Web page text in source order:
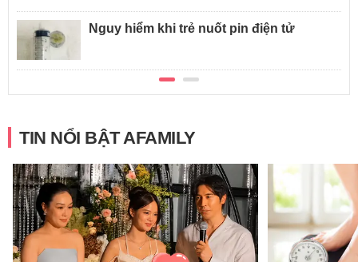
Nguy hiểm khi trẻ nuốt pin điện tử
TIN NỔI BẬT AFAMILY